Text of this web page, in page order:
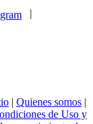
| Quienes somos |
de Uso y